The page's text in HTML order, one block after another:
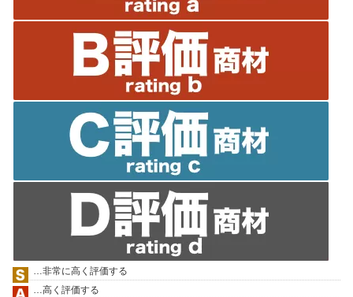
…非常に高く評価する
…高く評価する